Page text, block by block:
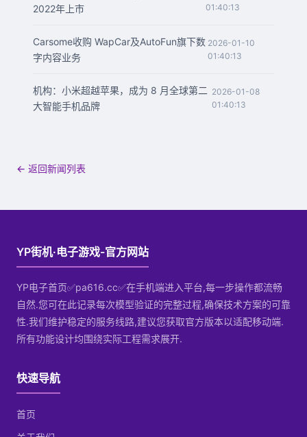
2022年上市
01:40:13
Carsome收购 WapCar及AutoFun旗下数
字内容业务
2026-01-10
01:40:13
机构：小米超越苹果，成为 8 月全球第二
大智能手机品牌
2026-01-08
01:40:13
← 返回新闻列表
YP街机·电子游戏-官方网站
YP电子首页✅pa616.cc✅在手机端进入平台,每一步操作都流畅
自然.您可在此记录每次模型验证的完整过程,确保技术方案的可靠
性.我们维护稳定的服务线路,建议您获取官方版本以适配移动端.
所有功能设计均围绕实际工程需求展开.
快速导航
首页